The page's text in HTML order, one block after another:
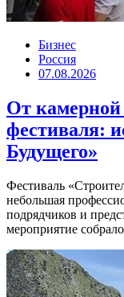
Бизнес
Россия
07.08.2026
От камерной
фестиваля:
Будущего»
Фестиваль
небольшая
подрядчиков и
мероприятие